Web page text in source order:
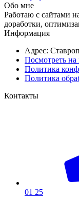
Обо мне
Работаю с сайтами
доработки,
Информация
Адрес:
Посмотреть на
Политика
Политика
Контакты
01 25